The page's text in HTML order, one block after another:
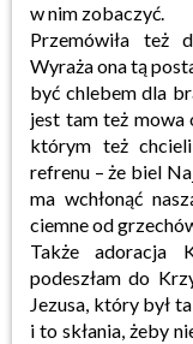
w nim zobaczyć.
Przemówiła też
Wyraża ona tą
być chlebem dla
jest tam też mowa
którym też
refrenu – że biel
ma wchłonąć
ciemne od
Także adoracja
podeszłam do
Jezusa, który był
i to skłania, żeby